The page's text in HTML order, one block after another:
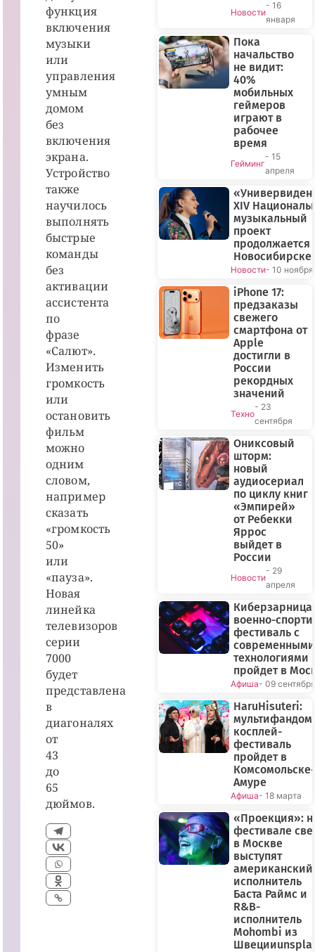
функция
включения
музыки
или
управления
умным
домом
без
включения
экрана.
Устройство
также
научилось
выполнять
быстрые
команды
без
активации
ассистента
по
фразе
«Салют».
Изменить
громкость
или
остановить
фильм
можно
одним
словом,
например
сказать
«громкость
50»
или
«пауза».
Новая
линейка
телевизоров
серии
7000
будет
представлена
в
диагоналях
от
43
до
65
дюймов.
Новости
- 16
января
Пока
начальство
не видит:
40%
мобильных
геймеров
играют в
рабочее
время
Гейминг
- 15
апреля
XIV
музыкальный
проект
продолжается
Новосибирске
Новости- 10 ноября
iPhone 17:
предзаказы
свежего
смартфона от
Apple
достигли в
России
рекордных
значений
Техно
- 23
сентября
Ониксовый
шторм:
новый
аудиосериал
по циклу книг
«Эмпирей»
от Ребекки
Яррос
выйдет в
России
Новости
- 29
апреля
военно-
фестиваль с
современными
технологиями
пройдет в
Афиша- 09 сентября
HaruHisuteri:
косплей-
фестиваль
пройдет в
Амуре
Афиша- 18 марта
«Проекция»:
фестивале
в Москве
выступят
американский
исполнитель
Баста Раймс и
R&B-
исполнитель
Mohombi из